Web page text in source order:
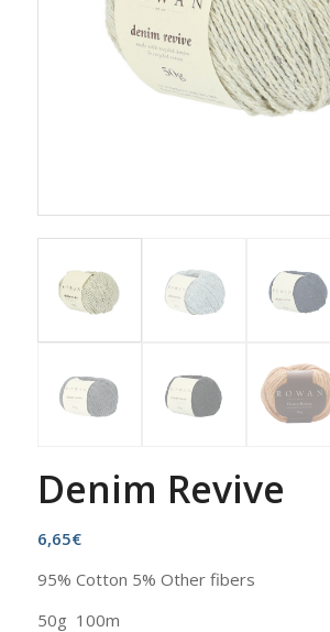
Denim Revive
6,65€
95% Cotton 5% Other fibers
50g 100m